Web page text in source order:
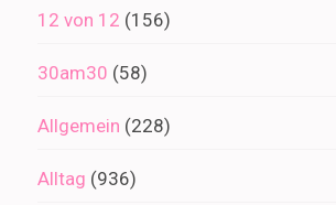
12 von 12 (156)
30am30 (58)
Allgemein (228)
Alltag (936)